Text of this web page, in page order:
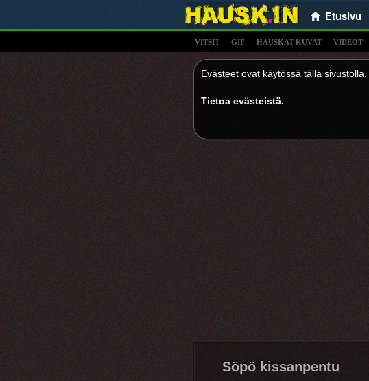
Etusivu
VITSIT GIF HAUSKAT KUVAT VIDEOT
Evästeet ovat käytössä tällä sivustolla.
Tietoa evästeistä.
Söpö kissanpentu